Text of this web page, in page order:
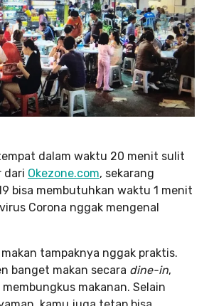
dalam waktu 20 menit sulit
dari Okezone.com, sekarang
bisa membutuhkan waktu 1 menit
Corona nggak mengenal
tampaknya nggak praktis.
banget makan secara dine-in,
makanan. Selain